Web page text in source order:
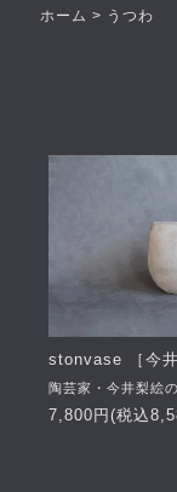
ホーム > うつわ
stonvase ［今井
陶芸家・今井梨絵
7,800円(税込